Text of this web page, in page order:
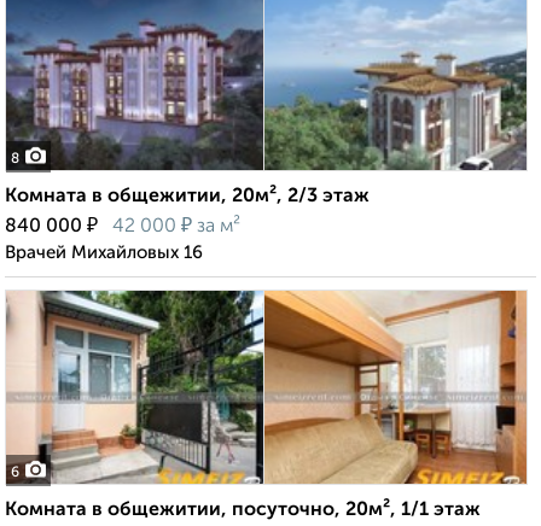
8
Комната в общежитии, 20м², 2/3 этаж
840 000 ₽ 42 000 ₽ за м²
Врачей Михайловых 16
6
Комната в общежитии, посуточно, 20м², 1/1 этаж